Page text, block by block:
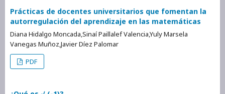
Prácticas de docentes universitarios que fomentan la
autorregulación del aprendizaje en las matemáticas
Diana Hidalgo Moncada,Sinaí Paillalef Valencia,Yuly Marsela
Vanegas Muñoz,Javier Díez Palomar
PDF